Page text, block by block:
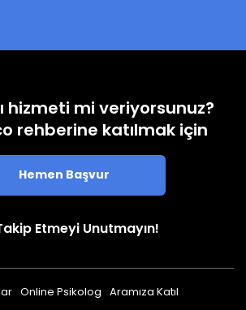
hizmeti mi veriyorsunuz?
rehberine katılmak için
Hemen Başvur
Etmeyi Unutmayın!
Online Psikolog Aramıza Katıl